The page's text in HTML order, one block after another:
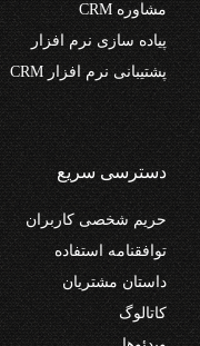
مشاوره CRM
پیاده سازی نرم افزار
پشتیبانی نرم افزار CRM
دسترسی سریع
حریم شخصی کاربران
توافقنامه استفاده
داستان مشتریان
کاتالوگ